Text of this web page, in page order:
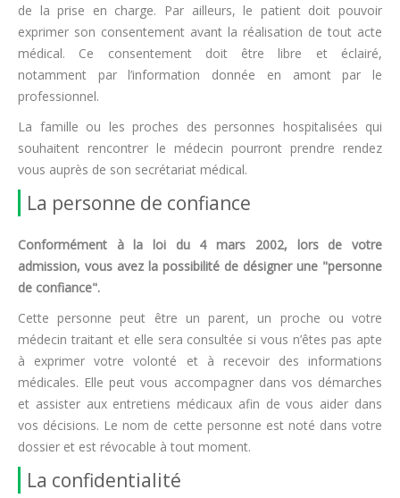
de la prise en charge. Par ailleurs, le patient doit pouvoir
exprimer son consentement avant la réalisation de tout acte
médical. Ce consentement doit être libre et éclairé,
notamment par l’information donnée en amont par le
professionnel.
La famille ou les proches des personnes hospitalisées qui
souhaitent rencontrer le médecin pourront prendre rendez
vous auprès de son secrétariat médical.
La personne de confiance
Conformément à la loi du 4 mars 2002, lors de votre
admission, vous avez la possibilité de désigner une "personne
de confiance".
Cette personne peut être un parent, un proche ou votre
médecin traitant et elle sera consultée si vous n’êtes pas apte
à exprimer votre volonté et à recevoir des informations
médicales. Elle peut vous accompagner dans vos démarches
et assister aux entretiens médicaux afin de vous aider dans
vos décisions. Le nom de cette personne est noté dans votre
dossier et est révocable à tout moment.
La confidentialité